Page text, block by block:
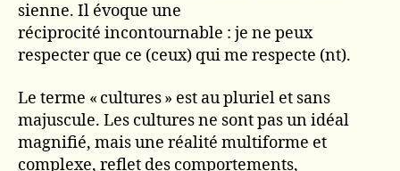
sienne. Il évoque une
réciprocité incontournable : je ne peux
respecter que ce (ceux) qui me respecte (nt).
Le terme « cultures » est au pluriel et sans
majuscule. Les cultures ne sont pas un idéal
magnifié, mais une réalité multiforme et
complexe, reflet des comportements,